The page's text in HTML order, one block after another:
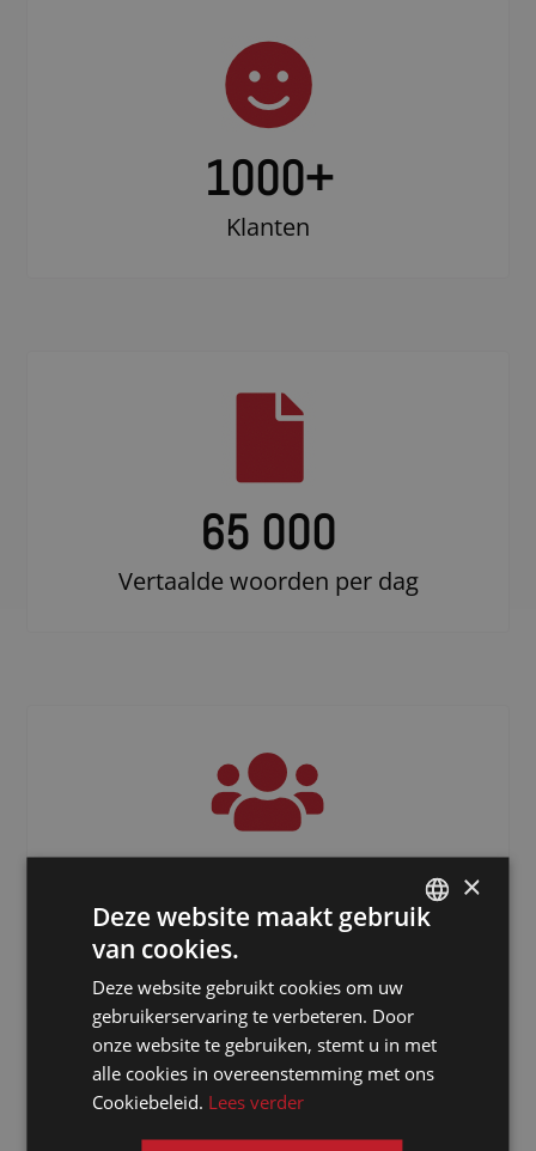
1000+
Klanten
65 000
Vertaalde woorden per dag
Freelancers verspreid over de hele
wereld
FRENCH
×
Deze website maakt gebruik
van cookies.
Deze website gebruikt cookies om uw
gebruikerservaring te verbeteren. Door
onze website te gebruiken, stemt u in met
alle cookies in overeenstemming met ons
Cookiebeleid. Lees verder